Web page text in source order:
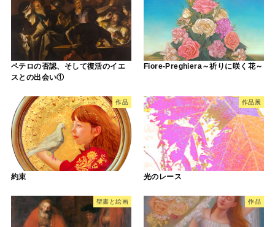
ペテロの否認、そして復活のイエ
スとの出会い①
Fiore-Preghiera～祈りに咲く花～
作品
約束
作品展
光のレース
聖書と絵画 作品